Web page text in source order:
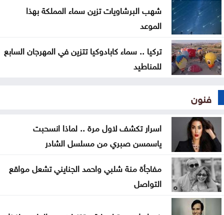
شهب البرشاويات تزين سماء المملكة بهذا
الموعد
تركيا .. سماء كابادوكيا تتزين في المهرجان السابع
للمناطيد
فنون
اسرار تكشف لاول مرة .. لماذا انسحبت
ياسمسن صبري من مسلسل الشادر
مفاجأة منة شلبي واحمد الجنايني تشعل مواقع
التواصل